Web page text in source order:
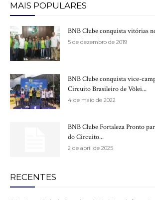
MAIS POPULARES
BNB Clube conquista vitórias
5 de dezembro de 2019
BNB Clube conquista vice-
Circuito Brasileiro de Vôlei...
4 de maio de 2022
BNB Clube Fortaleza Pronto
do Circuito...
2 de abril de 2025
RECENTES